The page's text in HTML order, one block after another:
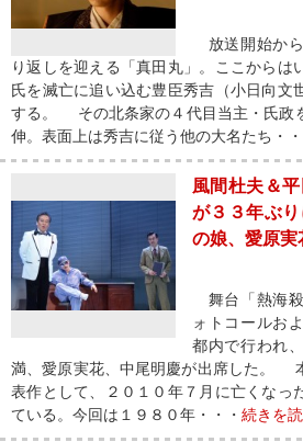
放送開始か
り返しを迎える「真田丸」。ここからは
氏を滅亡に追い込む豊臣秀吉（小日向文
する。 その北条家の４代目当主・氏政
伸。表面上は秀吉に従う他の大名たち・・
風間杜夫＆
が３３年ぶ
の娘、愛原実
舞台「熱海
ォトコールお
都内で行われ
満、愛原実花、中尾明慶が出席した。
表作として、２０１０年７月に亡くなっ
ている。今回は１９８０年・・・ 続きを